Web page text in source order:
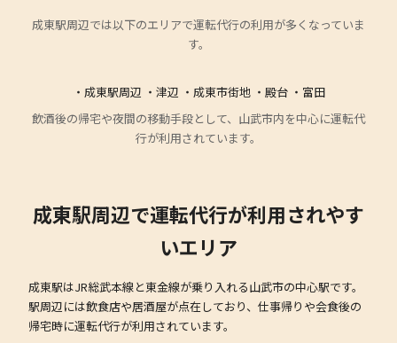
成東駅周辺では以下のエリアで運転代行の利用が多くなっていま
す。
・成東駅周辺 ・津辺 ・成東市街地 ・殿台 ・富田
飲酒後の帰宅や夜間の移動手段として、山武市内を中心に運転代
行が利用されています。
成東駅周辺で運転代行が利用されやす
いエリア
成東駅はJR総武本線と東金線が乗り入れる山武市の中心駅です。
駅周辺には飲食店や居酒屋が点在しており、仕事帰りや会食後の
帰宅時に運転代行が利用されています。